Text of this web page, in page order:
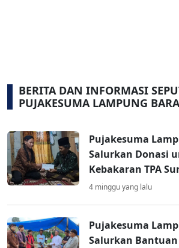
BERITA DAN INFORMASI
PUJAKESUMA LAMPUNG
Pujakesuma
Salurkan Donasi
Kebakaran TPA
4 minggu yang lalu
Pujakesuma
Salurkan